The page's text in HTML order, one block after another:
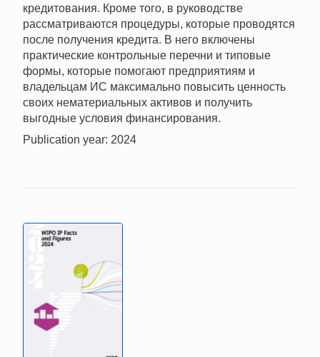
кредитования. Кроме того, в руководстве
рассматриваются процедуры, которые проводятся
после получения кредита. В него включены
практические контрольные перечни и типовые
формы, которые помогают предприятиям и
владельцам ИС максимально повысить ценность
своих нематериальных активов и получить
выгодные условия финансирования.
Publication year: 2024